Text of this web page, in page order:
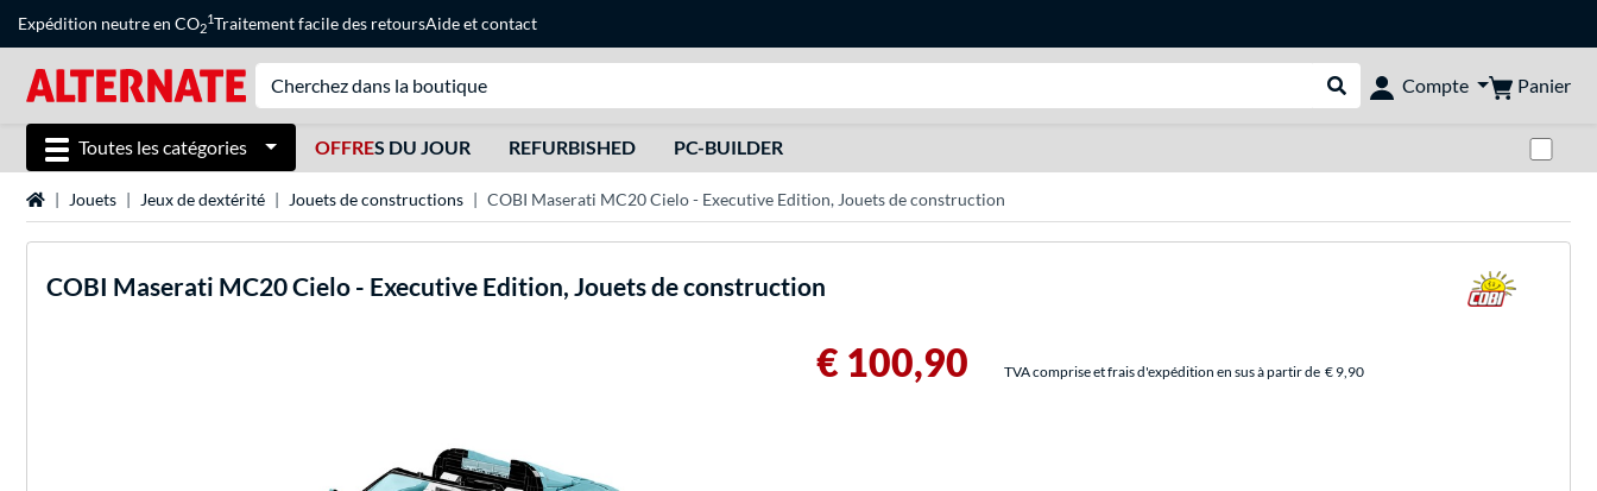
Expédition neutre en CO2
1Traitement facile des retoursAideetcontact
Rechercher dans le shop
Compte Panier
Toutes les catégories OFFRES DU JOUR REFURBISHED PC-BUILDER
Page d'accueil
Jouets Jeux de dextérité Jouets de constructions COBI Maserati MC20 Cielo - Executive Edition, Jouets de construction
COBI Maserati MC20 Cielo - Executive Edition, Jouets de construction
€ 100,90 TVA comprise et frais d'expédition en sus à partir de € 9,90